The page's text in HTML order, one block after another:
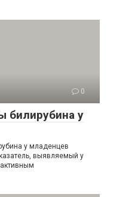
0
билирубина у
у младенцев
выявляемый у